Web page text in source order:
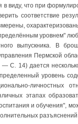
виду, что при
соответствие
уровнем"
выпускника. В
Пермской
С. 14) дается
уровень
личностных
этапах
и обучения",